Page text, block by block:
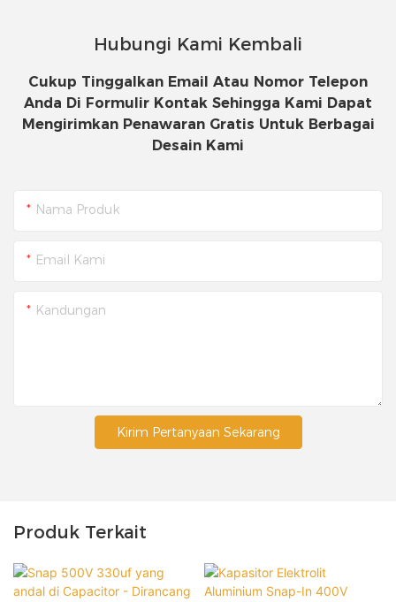
Hubungi Kami Kembali
Cukup Tinggalkan Email Atau Nomor Telepon
Anda Di Formulir Kontak Sehingga Kami Dapat
Mengirimkan Penawaran Gratis Untuk Berbagai
Desain Kami
Nama Produk
Email Kami
Kandungan
Kirim Pertanyaan Sekarang
Produk Terkait